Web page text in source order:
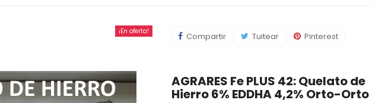
¡En oferta! Compartir Tuitear Pinterest
AGRARES Fe PLUS 42: Quelato de
Hierro 6% EDDHA 4,2% Orto-Orto